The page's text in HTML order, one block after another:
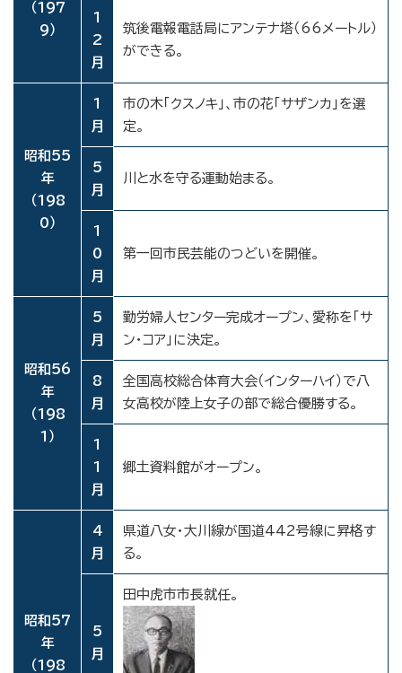
（197
9）
1
2
月
筑後電報電話局にアンテナ塔（66メートル）
ができる。
昭和55
年
（198
0）
1
月
市の木「クスノキ」、市の花「サザンカ」を選
定。
5
月
川と水を守る運動始まる。
1
0
月
第一回市民芸能のつどいを開催。
昭和56
年
（198
1）
5
月
勤労婦人センター完成オープン、愛称を「サ
ン・コア」に決定。
8
月
全国高校総合体育大会（インターハイ）で八
女高校が陸上女子の部で総合優勝する。
1
1
月
郷土資料館がオープン。
昭和57
年
（198
4
月
県道八女・大川線が国道442号線に昇格す
る。
5
月
田中虎市市長就任。